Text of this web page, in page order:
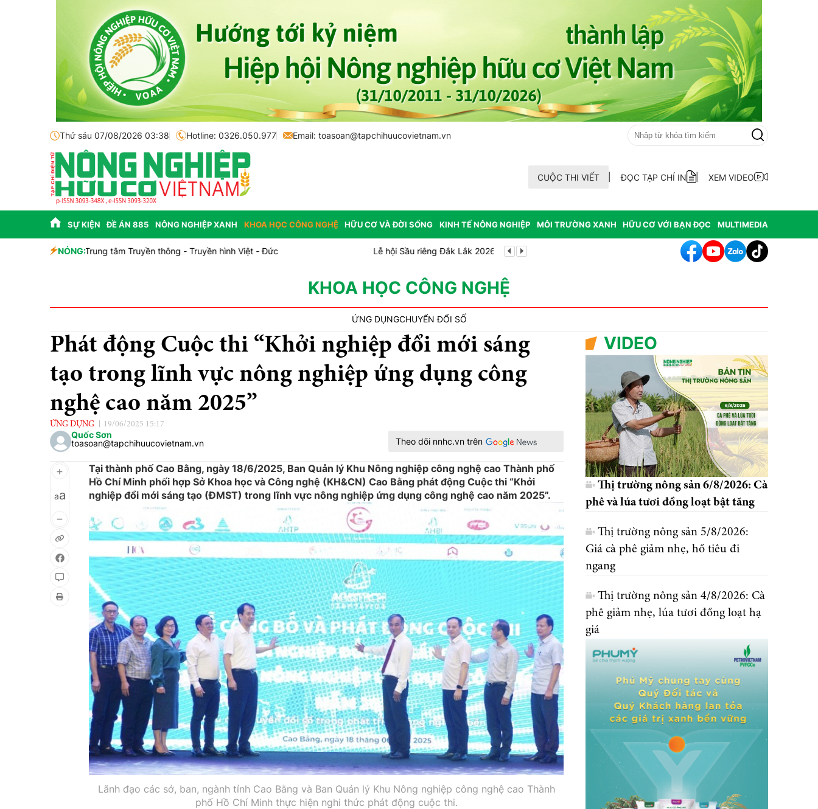
Thứ sáu 07/08/2026 03:38 Hotline: 0326.050.977 Email: toasoan@tapchihuucovietnam.vn
CUỘC THI VIẾT ĐỌC TẠP CHÍ IN XEM VIDEO
SỰ KIỆN ĐỀ ÁN 885 NÔNG NGHIỆP XANH KHOA HỌC CÔNG NGHỆ HỮU CƠ VÀ ĐỜI SỐNG KINH TẾ NÔNG NGHIỆP MÔI TRƯỜNG XANH HỮU CƠ VỚI BẠN ĐỌC MULTIMEDIA
NÓNG:Lễ hội Sầu riêng Đắk Lắk 2026 là đòn bẩy cho quảng bá thương hiệu và thu hút nhà đầu tư Bắc Ninh công bố quy hoạch chiến lược, chính thức đạt tiêu chí đô thị loại I
KHOA HỌC CÔNG NGHỆ
ỨNG DỤNGCHUYỂN ĐỔI SỐ
Phát động Cuộc thi “Khởi nghiệp đổi mới sáng
tạo trong lĩnh vực nông nghiệp ứng dụng công
nghệ cao năm 2025”
ỨNG DỤNG 19/06/2025 15:17
Quốc Sơn
toasoan@tapchihuucovietnam.vn
Theo dõi nnhc.vn trên
aa
Tại thành phố Cao Bằng, ngày 18/6/2025, Ban Quản lý Khu Nông nghiệp công nghệ cao Thành phố
Hồ Chí Minh phối hợp Sở Khoa học và Công nghệ (KH&CN) Cao Bằng phát động Cuộc thi “Khởi
nghiệp đổi mới sáng tạo (ĐMST) trong lĩnh vực nông nghiệp ứng dụng công nghệ cao năm 2025”.
Lãnh đạo các sở, ban, ngành tỉnh Cao Bằng và Ban Quản lý Khu Nông nghiệp công nghệ cao Thành
phố Hồ Chí Minh thực hiện nghi thức phát động cuộc thi.
VIDEO
Thị trường nông sản 6/8/2026: Cà
phê và lúa tươi đồng loạt bật tăng
Thị trường nông sản 5/8/2026:
Giá cà phê giảm nhẹ, hồ tiêu đi
ngang
Thị trường nông sản 4/8/2026: Cà
phê giảm nhẹ, lúa tươi đồng loạt hạ
giá